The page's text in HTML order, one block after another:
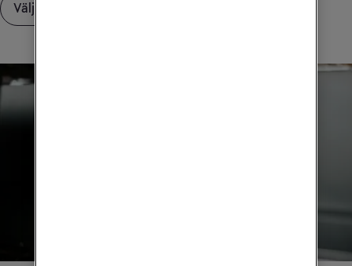
Välj rätt hastighet